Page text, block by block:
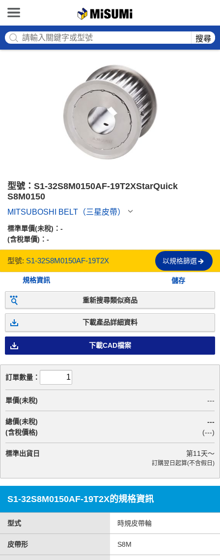
搜尋
型號：S1-32S8M0150AF-19T2XStarQuick
S8M0150
MITSUBOSHI BELT（三星皮帶）
標準單價(未稅)： -
(含稅單價)： -
型號: S1-32S8M0150AF-19T2X 以規格篩選
規格資訊 儲存
重新搜尋類似商品
下載產品詳細資料
下載CAD檔案
訂單數量：
單價(未稅) ---
總價(未稅)
(含稅價格)
---
(---)
標準出貨日 第11 天～
訂購翌日起算(不含假日)
S1-32S8M0150AF-19T2X的規格資訊
型式 時規皮帶輪
皮帶形 S8M